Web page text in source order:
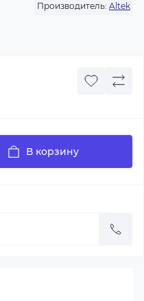
Производитель: Altek
В корзину